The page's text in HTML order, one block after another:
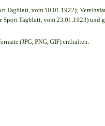
Tagblatt, vom 10.01.1922);
Sport Tagblatt, vom 23.01.1923) und
(JPG, PNG, GIF) enthalten.